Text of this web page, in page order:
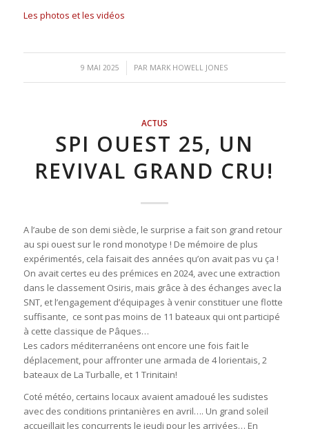
Les photos et les vidéos
9 MAI 2025
/ PAR MARK HOWELL JONES
ACTUS
SPI OUEST 25, UN
REVIVAL GRAND CRU!
A l’aube de son demi siècle, le surprise a fait son grand retour
au spi ouest sur le rond monotype ! De mémoire de plus
expérimentés, cela faisait des années qu’on avait pas vu ça !
On avait certes eu des prémices en 2024, avec une extraction
dans le classement Osiris, mais grâce à des échanges avec la
SNT, et l’engagement d’équipages à venir constituer une flotte
suffisante, ce sont pas moins de 11 bateaux qui ont participé
à cette classique de Pâques…
Les cadors méditerranéens ont encore une fois fait le
déplacement, pour affronter une armada de 4 lorientais, 2
bateaux de La Turballe, et 1 Trinitain!
Coté météo, certains locaux avaient amadoué les sudistes
avec des conditions printanières en avril…. Un grand soleil
accueillait les concurrents le jeudi pour les arrivées… En